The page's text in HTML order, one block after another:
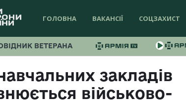
ГОЛОВНА ВАКАНСІЇ СОЦЗАХИСТ
ВЕТЕРАНА
закладів
військово-